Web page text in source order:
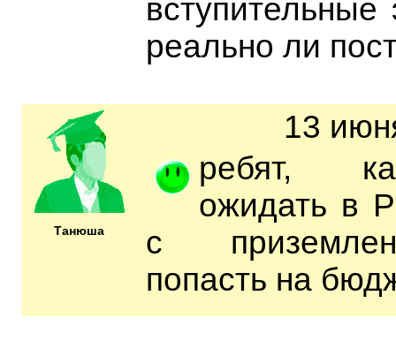
реально ли
Танюша
13
ребят,
ожидать в
с
попасть на